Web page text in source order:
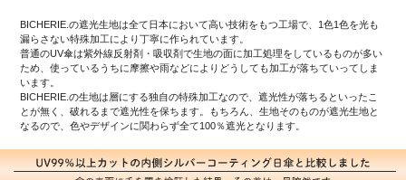
BICHERIE.の遮光生地は全て日本において高い技術をもつ工場で、1色1色を光も
漏らさない特殊加工により丁寧に作られています。
普通のUV傘は紫外線反射剤・吸収剤で生地の面に加工処理をしているものが多い
ため、使っているうちに摩擦や雨などによりどうしても加工が落ちていってしま
います。
BICHERIE.の生地は層にする独自の特殊加工なので、遮光性が落ちるといったこ
とが無く、破れるまで遮光性を保ちます。もちろん、生地そのものが遮光生地と
なるので、色やデザインに関わらず全て100％遮光となります。